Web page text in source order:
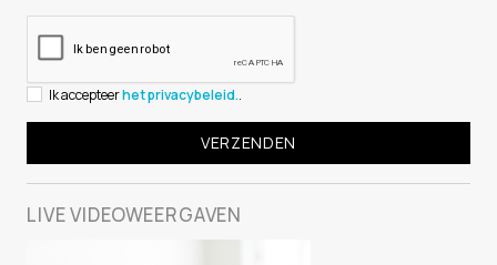
Ik accepteerhet privacybeleid..
LIVEVIDEOWEERGAVEN